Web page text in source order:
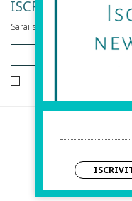
ISCRIVITI ALLA
Sarai sempre aggiornato su
Via
96100